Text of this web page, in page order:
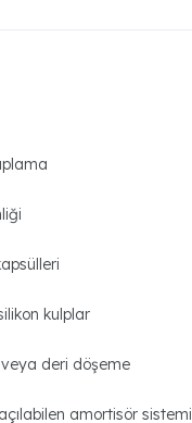
kulplar
deri döşeme
amortisör sistemi